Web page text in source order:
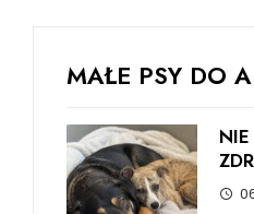
MAŁE PSY DO